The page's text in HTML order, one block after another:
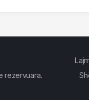
rezervuara.